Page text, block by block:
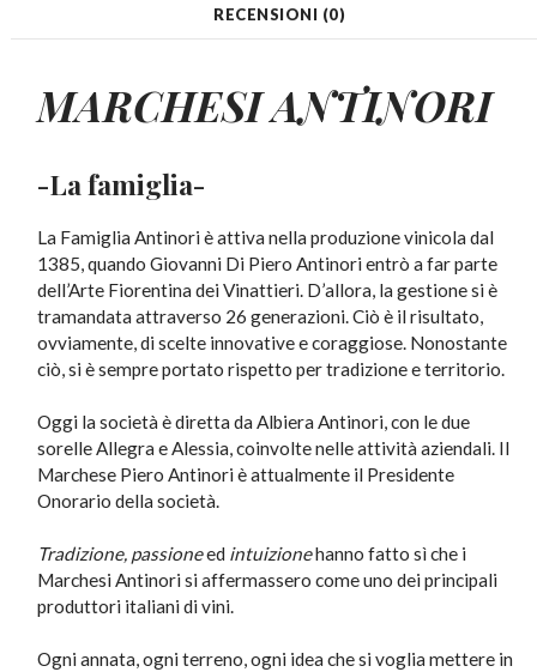
RECENSIONI (0)
MARCHESI ANTINORI
-La famiglia-
La Famiglia Antinori è attiva nella produzione vinicola dal
1385, quando Giovanni Di Piero Antinori entrò a far parte
dell’Arte Fiorentina dei Vinattieri. D’allora, la gestione si è
tramandata attraverso 26 generazioni. Ciò è il risultato,
ovviamente, di scelte innovative e coraggiose. Nonostante
ciò, si è sempre portato rispetto per tradizione e territorio.
Oggi la società è diretta da Albiera Antinori, con le due
sorelle Allegra e Alessia, coinvolte nelle attività aziendali. Il
Marchese Piero Antinori è attualmente il Presidente
Onorario della società.
Tradizione, passioneed intuizionehanno fatto sì che i
Marchesi Antinori si affermassero come uno dei principali
produttori italiani di vini.
Ogni annata, ogni terreno, ogni idea che si voglia mettere in